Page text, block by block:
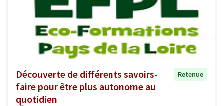
Découverte de différents savoirs-
faire pour être plus autonome au
quotidien
Retenue